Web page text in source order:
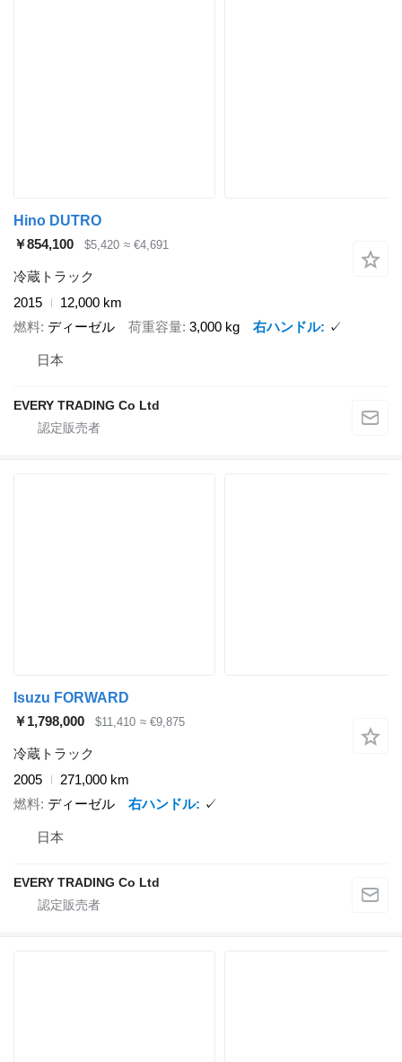
Hino DUTRO
￥854,100
$5,420 ≈ €4,691
冷蔵トラック
2015
12,000 km
燃料 ディーゼル 荷重容量 3,000 kg 右ハンドル ✓
日本
EVERY TRADING Co Ltd
Isuzu FORWARD
￥1,798,000
$11,410 ≈ €9,875
冷蔵トラック
2005
271,000 km
燃料 ディーゼル 右ハンドル ✓
日本
EVERY TRADING Co Ltd